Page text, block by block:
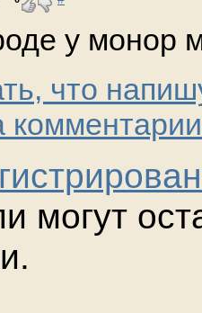
у монор
что
могут